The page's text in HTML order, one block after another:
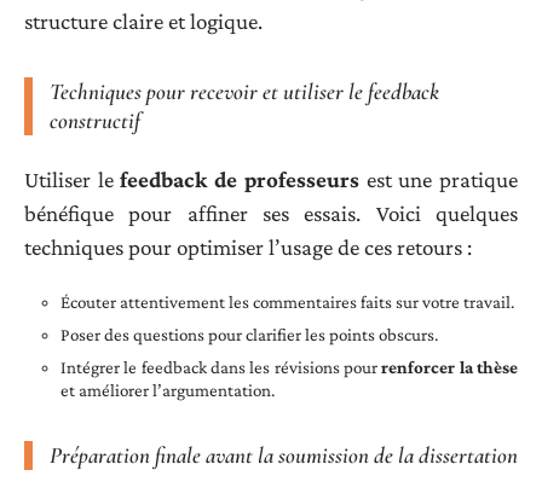
structure claire et logique.
Techniques pour recevoir et utiliser le feedback
constructif
Utiliser lefeedback de professeursest une pratique
bénéfique pour affiner ses essais. Voici quelques
techniques pour optimiser l’usage de ces retours :
Écouter attentivement les commentaires faits sur votre travail.
Poser des questions pour clarifier les points obscurs.
Intégrer le feedback dans les révisions pourrenforcer la thèse
et améliorer l’argumentation.
Préparation finale avant la soumission de la dissertation